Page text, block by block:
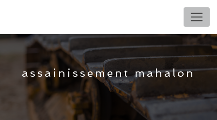
assainissement mahalon